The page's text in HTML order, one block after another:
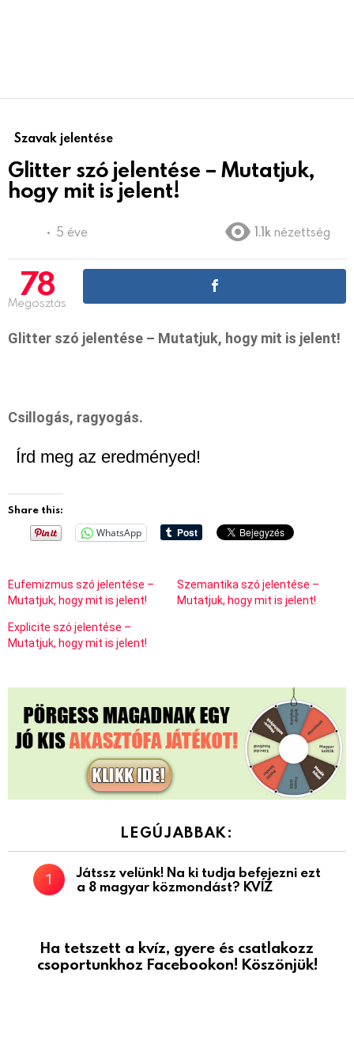
Szavak jelentése
Glitter szó jelentése – Mutatjuk,
hogy mit is jelent!
5 éve 1.1k nézettség
78
Megosztás
Glitter szó jelentése – Mutatjuk, hogy mit is jelent!
Csillogás, ragyogás.
Írd meg az eredményed!
Share this:
WhatsApp
Eufemizmus szó jelentése –
Mutatjuk, hogy mit is jelent!
Szemantika szó jelentése –
Mutatjuk, hogy mit is jelent!
Explicite szó jelentése –
Mutatjuk, hogy mit is jelent!
LEGÚJABBAK:
Játssz velünk! Na ki tudja befejezni ezt
a 8 magyar közmondást? KVÍZ
Ha tetszett a kvíz, gyere és csatlakozz
csoportunkhoz Facebookon! Köszönjük!